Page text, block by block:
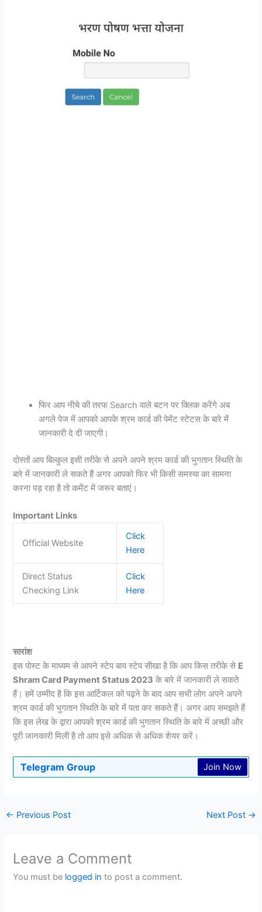
फिर आप नीचे की तरफ Search वाले बटन पर क्लिक करेंगे अब
अगले पेज में आपको आपके श्रम कार्ड की पेमेंट स्टेटस के बारे में
जानकारी दे दी जाएगी।
दोस्तों आप बिल्कुल इसी तरीके से अपने अपने श्रम कार्ड की भुगतान स्थिति के
बारे में जानकारी ले सकते हैं अगर आपको फिर भी किसी समस्या का सामना
करना पड़ रहा है तो कमेंट में जरूर बताएं।
Important Links
Official Website
Click
Here
Direct Status
Checking Link
Click
Here
सारांश
इस पोस्ट के माध्यम से आपने स्टेप बाय स्टेप सीखा है कि आप किस तरीके से E
Shram Card Payment Status 2023 के बारे में जानकारी ले सकते
हैं।हमें उम्मीद है कि इस आर्टिकल को पढ़ने के बाद आप सभी लोग अपने अपने
श्रम कार्ड की भुगतान स्थिति के बारे में पता कर सकते हैं।अगर आप समझते हैं
कि इस लेख के द्वारा आपको श्रम कार्ड की भुगतान स्थिति के बारे में अच्छी और
पूरी जानकारी मिली है तो आप इसे अधिक से अधिक शेयर करें।
Telegram Group Join Now
← Previous Post Next Post →
Leave a Comment
You must be logged in to post a comment.